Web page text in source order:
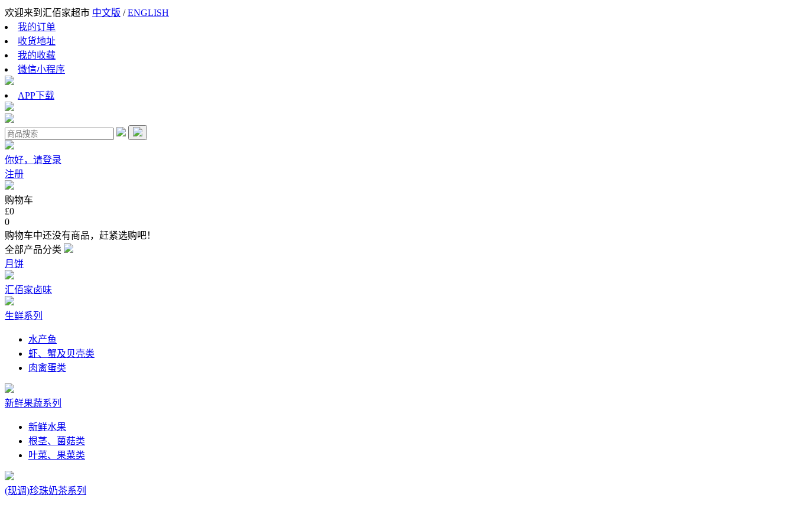
欢迎来到汇佰家超市 中文版 /ENGLISH
我的订单
收货地址
我的收藏
微信小程序
APP下载
你好，请登录
注册
购物车
£0
0
购物车中还没有商品，赶紧选购吧！
全部产品分类
月饼
汇佰家卤味
生鲜系列
水产鱼
虾、蟹及贝壳类
肉禽蛋类
新鲜果蔬系列
新鲜水果
根茎、菌菇类
叶菜、果菜类
(现调)珍珠奶茶系列